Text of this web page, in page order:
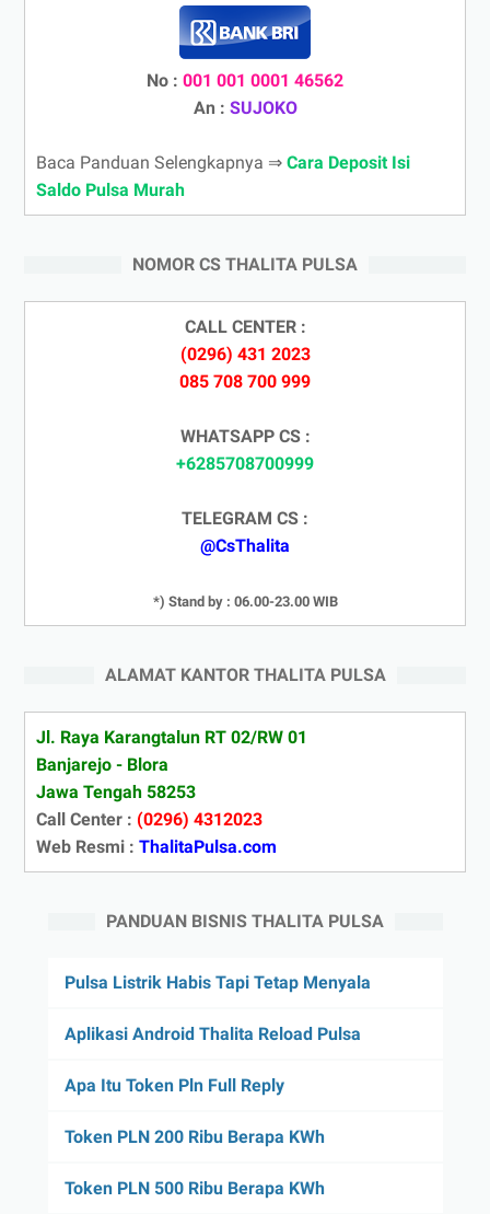
No : 001 001 0001 46562
An : SUJOKO
Baca Panduan Selengkapnya ⇒ Cara Deposit Isi
Saldo Pulsa Murah
NOMOR CS THALITA PULSA
CALL CENTER :
(0296) 431 2023
085 708 700 999
WHATSAPP CS :
+6285708700999
TELEGRAM CS :
@CsThalita
*) Stand by : 06.00-23.00 WIB
ALAMAT KANTOR THALITA PULSA
Jl. Raya Karangtalun RT 02/RW 01
Banjarejo - Blora
Jawa Tengah 58253
Call Center : (0296) 4312023
Web Resmi : ThalitaPulsa.com
PANDUAN BISNIS THALITA PULSA
Pulsa Listrik Habis Tapi Tetap Menyala
Aplikasi Android Thalita Reload Pulsa
Apa Itu Token Pln Full Reply
Token PLN 200 Ribu Berapa KWh
Token PLN 500 Ribu Berapa KWh